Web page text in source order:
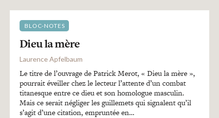
Auteurs
Blocs-notes
Recherches
BLOC-NOTES
Dieu la mère
Laurence Apfelbaum
Le titre de l’ouvrage de Patrick Merot, « Dieu la mère »,
pourrait éveiller chez le lecteur l’attente d’un combat
titanesque entre ce dieu et son homologue masculin.
Mais ce serait négliger les guillemets qui signalent qu’il
s’agit d’une citation, empruntée en…